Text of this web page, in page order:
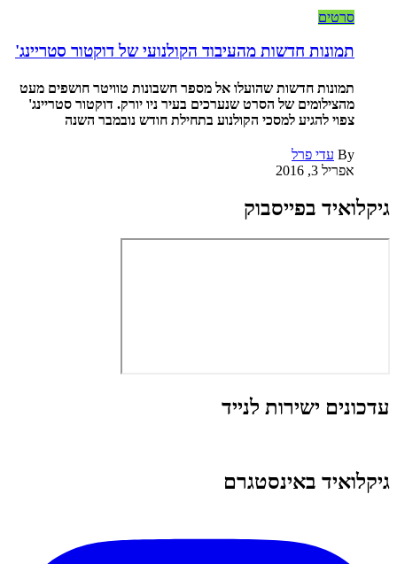
סרטים
תמונות חדשות מהעיבוד הקולנועי של דוקטור סטריינג'
תמונות חדשות שהועלו אל מספר חשבונות טוויטר חושפים מעט
מהצילומים של הסרט שנערכים בעיר ניו יורק. דוקטור סטריינג'
צפוי להגיע למסכי הקולנוע בתחילת חודש נובמבר השנה
By עדי פרל
אפריל 3, 2016
גיקלואיד בפייסבוק
עדכונים ישירות לנייד
גיקלואיד באינסטגרם